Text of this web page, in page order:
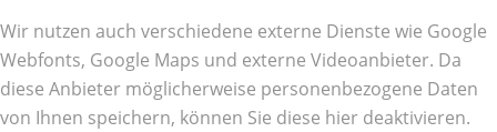
Wir nutzen auch verschiedene externe Dienste wie Google
Webfonts, Google Maps und externe Videoanbieter. Da
diese Anbieter möglicherweise personenbezogene Daten
von Ihnen speichern, können Sie diese hier deaktivieren.